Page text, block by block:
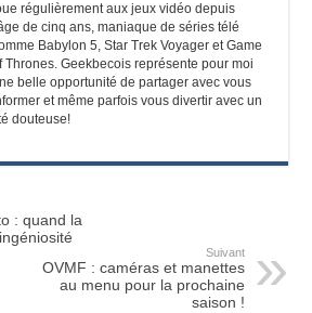
régulièrement aux jeux vidéo depuis
de cinq ans, maniaque de séries télé
Babylon 5, Star Trek Voyager et Game
Thrones. Geekbecois représente pour moi
belle opportunité de partager avec vous
et même parfois vous divertir avec un
douteuse!
: quand la
Suivant
OVMF : caméras et manettes
au menu pour la prochaine
saison !